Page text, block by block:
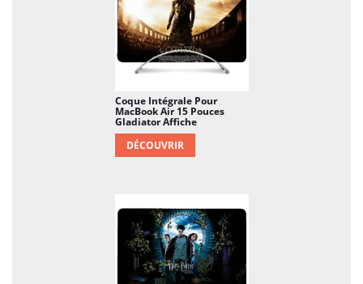
Coque Intégrale Pour
MacBook Air 15 Pouces
Gladiator Affiche
DÉCOUVRIR